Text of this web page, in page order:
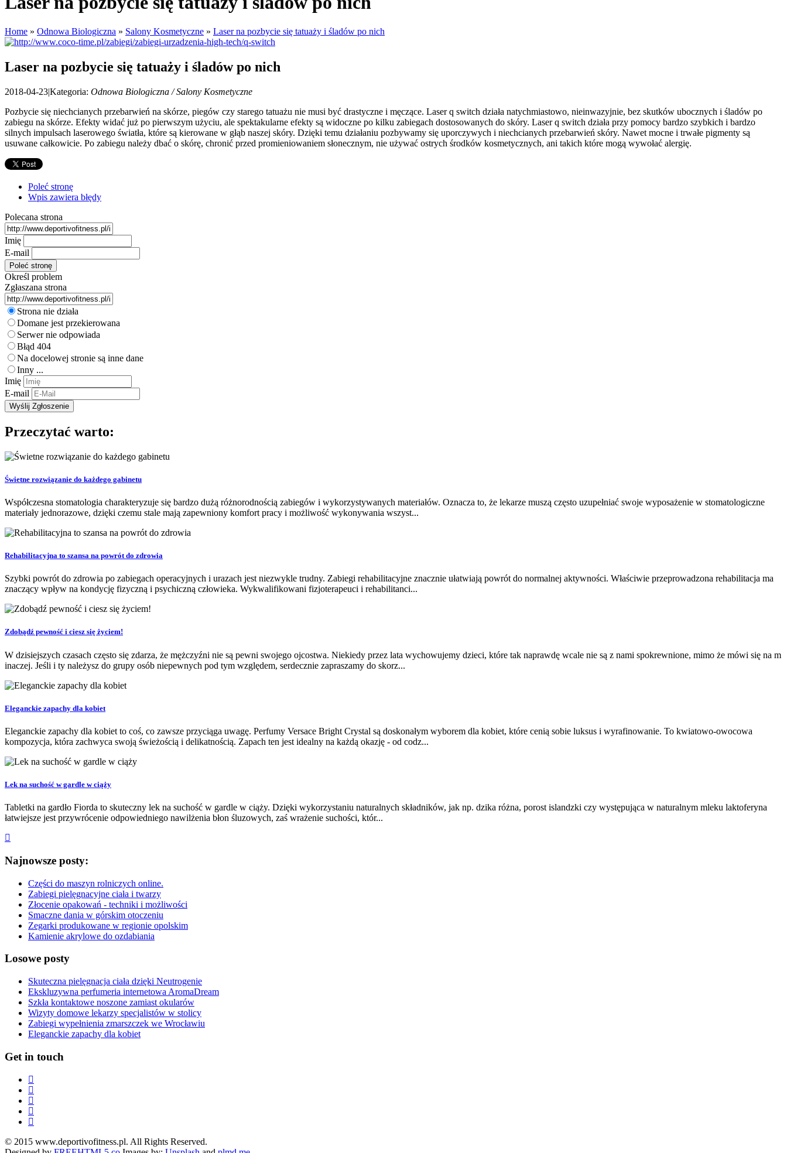
Home » Odnowa Biologiczna » Salony Kosmetyczne » Laser na pozbycie się tatuaży i śladów po nich
Laser na pozbycie się tatuaży i śladów po nich
2018-04-23|Kategoria: Odnowa Biologiczna / Salony Kosmetyczne
Pozbycie się niechcianych przebarwień na skórze, piegów czy starego tatuażu nie musi być drastyczne i męczące. Laser q switch działa natychmiastowo, nieinwazyjnie, bez skutków ubocznych i śladów po
zabiegu na skórze. Efekty widać już po pierwszym użyciu, ale spektakularne efekty są widoczne po kilku zabiegach dostosowanych do skóry. Laser q switch działa przy pomocy bardzo szybkich i bardzo
silnych impulsach laserowego światła, które są kierowane w głąb naszej skóry. Dzięki temu działaniu pozbywamy się uporczywych i niechcianych przebarwień skóry. Nawet mocne i trwałe pigmenty są
usuwane całkowicie. Po zabiegu należy dbać o skórę, chronić przed promieniowaniem słonecznym, nie używać ostrych środków kosmetycznych, ani takich które mogą wywołać alergię.
Poleć stronę
Wpis zawiera błędy
Polecana strona
Imię
E-mail
Określ problem
Zgłaszana strona
Strona nie działa
Domane jest przekierowana
Serwer nie odpowiada
Błąd 404
Na docelowej stronie są inne dane
Inny ...
Imię
E-mail
Przeczytać warto:
Świetne rozwiązanie do każdego gabinetu
Współczesna stomatologia charakteryzuje się bardzo dużą różnorodnością zabiegów i wykorzystywanych materiałów. Oznacza to, że lekarze muszą często uzupełniać swoje wyposażenie w stomatologiczne
materiały jednorazowe, dzięki czemu stale mają zapewniony komfort pracy i możliwość wykonywania wszyst...
Rehabilitacyjna to szansa na powrót do zdrowia
Szybki powrót do zdrowia po zabiegach operacyjnych i urazach jest niezwykle trudny. Zabiegi rehabilitacyjne znacznie ułatwiają powrót do normalnej aktywności. Właściwie przeprowadzona rehabilitacja ma
znaczący wpływ na kondycję fizyczną i psychiczną człowieka. Wykwalifikowani fizjoterapeuci i rehabilitanci...
Zdobądź pewność i ciesz się życiem!
W dzisiejszych czasach często się zdarza, że mężczyźni nie są pewni swojego ojcostwa. Niekiedy przez lata wychowujemy dzieci, które tak naprawdę wcale nie są z nami spokrewnione, mimo że mówi się na m
inaczej. Jeśli i ty należysz do grupy osób niepewnych pod tym względem, serdecznie zapraszamy do skorz...
Eleganckie zapachy dla kobiet
Eleganckie zapachy dla kobiet to coś, co zawsze przyciąga uwagę. Perfumy Versace Bright Crystal są doskonałym wyborem dla kobiet, które cenią sobie luksus i wyrafinowanie. To kwiatowo-owocowa
kompozycja, która zachwyca swoją świeżością i delikatnością. Zapach ten jest idealny na każdą okazję - od codz...
Lek na suchość w gardle w ciąży
Tabletki na gardło Fiorda to skuteczny lek na suchość w gardle w ciąży. Dzięki wykorzystaniu naturalnych składników, jak np. dzika różna, porost islandzki czy występująca w naturalnym mleku laktoferyna
łatwiejsze jest przywrócenie odpowiedniego nawilżenia błon śluzowych, zaś wrażenie suchości, któr...
Najnowsze posty:
Części do maszyn rolniczych online.
Zabiegi pielęgnacyjne ciała i twarzy
Złocenie opakowań - techniki i możliwości
Smaczne dania w górskim otoczeniu
Zegarki produkowane w regionie opolskim
Kamienie akrylowe do ozdabiania
Losowe posty
Skuteczna pielęgnacja ciała dzięki Neutrogenie
Ekskluzywna perfumeria internetowa AromaDream
Szkła kontaktowe noszone zamiast okularów
Wizyty domowe lekarzy specjalistów w stolicy
Zabiegi wypełnienia zmarszczek we Wrocławiu
Eleganckie zapachy dla kobiet
Get in touch
© 2015 www.deportivofitness.pl. All Rights Reserved.